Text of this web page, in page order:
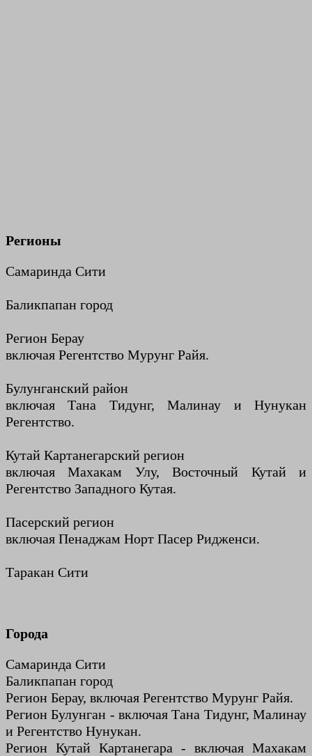
Регионы
Самаринда Сити
Баликпапан город
Регион Берау
включая Регентство Мурунг Райя.
Булунганский район
включая Тана Тидунг, Малинау и Нунукан
Регентство.
Кутай Картанегарский регион
включая Махакам Улу, Восточный Кутай и
Регентство Западного Кутая.
Пасерский регион
включая Пенаджам Норт Пасер Ридженси.
Таракан Сити
Города
Самаринда Сити
Баликпапан город
Регион Берау, включая Регентство Мурунг Райя.
Регион Булунган - включая Тана Тидунг, Малинау
и Регентство Нунукан.
Регион Кутай Картанегара - включая Махакам